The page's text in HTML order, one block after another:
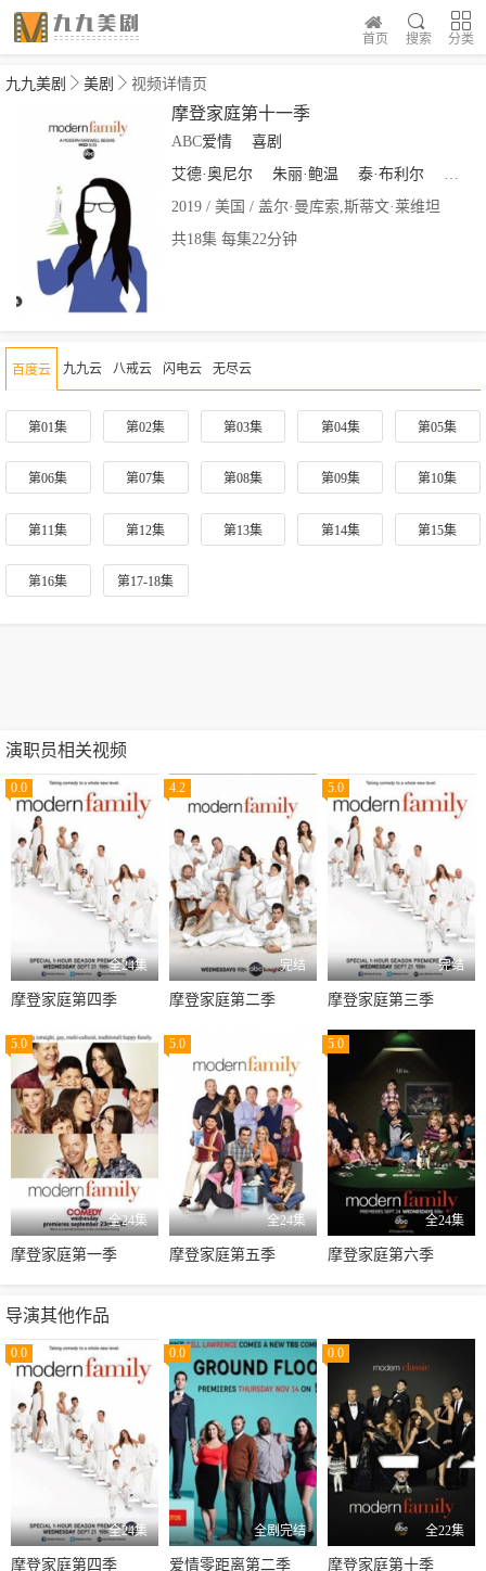
分类
搜索
首页
九九美剧 美剧 视频详情页
摩登家庭第十一季
ABC爱情
喜剧
艾德·奥尼尔
朱丽·鲍温 泰·布利尔
杰西·
2019 / 美国 / 盖尔·曼库索,斯蒂文·莱维坦
共18集 每集22分钟
百度云 九九云 八戒云 闪电云 无尽云
第01集 第02集 第03集 第04集 第05集
第06集 第07集 第08集 第09集 第10集
第11集 第12集 第13集 第14集 第15集
第16集 第17-18集
演职员相关视频
0.0
全24集
摩登家庭第四季
4.2
完结
摩登家庭第二季
5.0
完结
摩登家庭第三季
5.0
全24集
摩登家庭第一季
5.0
全24集
摩登家庭第五季
5.0
全24集
摩登家庭第六季
导演其他作品
0.0
全24集
摩登家庭第四季
0.0
全剧完结
爱情零距离第二季
0.0
全22集
摩登家庭第十季